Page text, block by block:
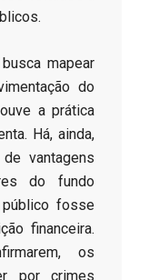
mapear
do
a prática
Há, ainda,
vantagens
do fundo
fosse
financeira.
os
por crimes